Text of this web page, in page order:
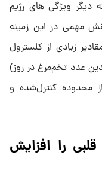
دیگر ویژگی های رژیم
مهمی در این زمینه
زیادی از کلسترول
عدد تخم‌مرغ در روز)
محدوده کنترل‌شده و
قلبی را افزایش